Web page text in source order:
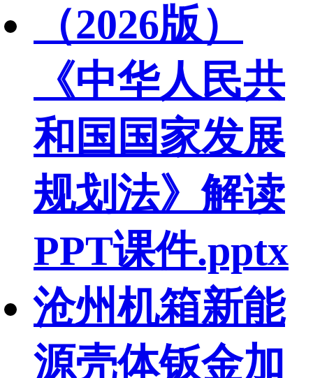
（2026版）
《中华人民共
和国国家发展
规划法》解读
PPT课件.pptx
沧州机箱新能
源壳体钣金加